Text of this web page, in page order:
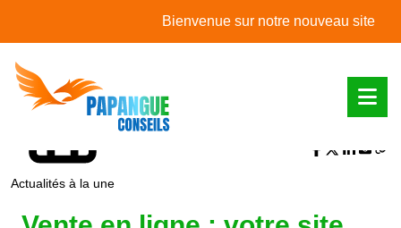
Bienvenue sur notre nouveau site web !
L'actualité du mois
Actualités à la une